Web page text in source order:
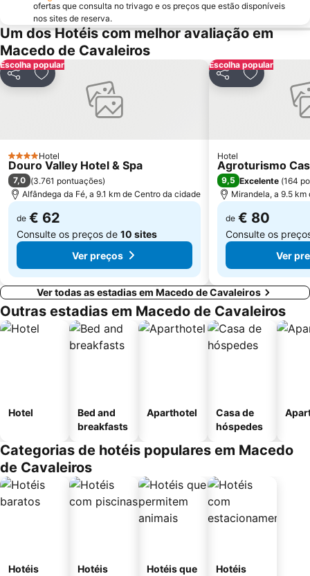
ofertas que consulta no trivago e os preços que estão disponíveis
nos sites de reserva.
Um dos Hotéis com melhor avaliação em
Macedo de Cavaleiros
Escolha popular
PartilharAdicionar aos favoritos
4 Estrelas
Hotel
Douro Valley Hotel & Spa
7,0 (3.761 pontuações)
Alfândega da Fé, a 9.1 km de Centro da cidade
de € 62
Consulte os preços de 10 sites
Ver preços
Escolha popular
PartilharAdicionar
Hotel
Agroturismo
9,5 Excelente (164
Mirandela, a 9.5
de € 80
Consulte os
Ver
Ver todas as estadias em Macedo de Cavaleiros
Outras estadias em Macedo de Cavaleiros
Hotel
Bed and
breakfasts
Aparthotel
Casa de
hóspedes
Categorias de hotéis populares em Macedo
de Cavaleiros
Hotéis
Hotéis
Hotéis que
Hotéis